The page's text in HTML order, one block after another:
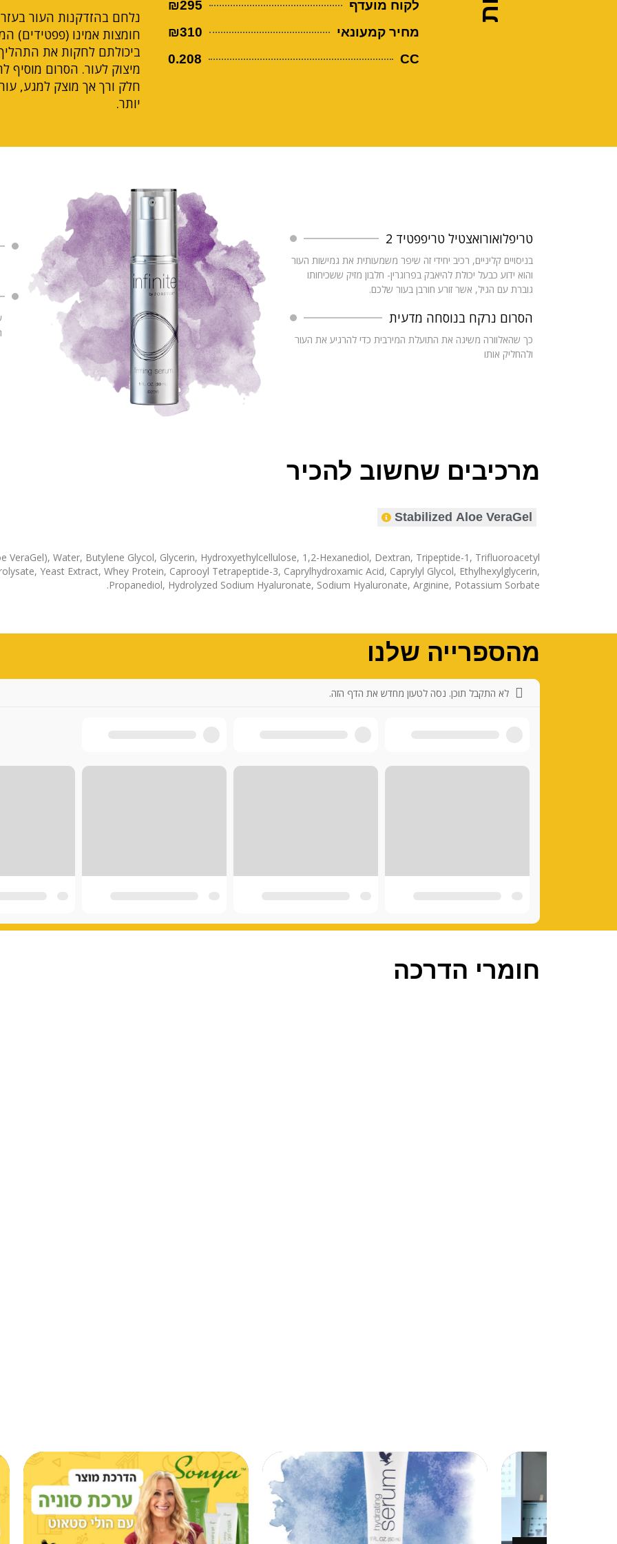
לקוח מועדף
₪295
מחיר קמעונאי
₪310
CC
0.208
נלחם בהזדקנות העור
חומצות אמינו (פפטידים)
ביכולתם לחקות את
מיצוק לעור. הסרום מוסיף
חלק ורך אך מוצק למגע,
יותר.
טריפלואורואצטיל טריפפטיד 2
בניסויים קליניים, רכיב יחידי זה שיפר משמעותית את גמישות העור
והוא ידוע כבעל יכולת להיאבק בפרוגרין- חלבון מזיק ששכיחותו
גוברת עם הגיל, אשר זורע חורבן בעור שלכם.
הסרום נרקח בנוסחה מדעית
כך שהאלוורה משיגה את התועלת המירבית כדי להרגיע את העור
ולהחליק אותו
מרכיבים שחשוב להכיר
Stabilized Aloe VeraGel
VeraGel), Water, Butylene Glycol, Glycerin, Hydroxyethylcellulose, 1,2-Hexanediol, Dextran, Tripeptide-1, Trifluoroacetyl
Yeast Extract, Whey Protein, Caprooyl Tetrapeptide-3, Caprylhydroxamic Acid, Caprylyl Glycol, Ethylhexylglycerin,
Propanediol, Hydrolyzed Sodium Hyaluronate, Sodium Hyaluronate, Arginine, Potassium Sorbate.
מהספרייה שלנו
לא התקבל תוכן. נסה לטעון מחדש את הדף הזה.
חומרי הדרכה